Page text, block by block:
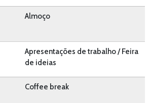
Almoço
Apresentações de trabalho / Feira
de ideias
Coffee break